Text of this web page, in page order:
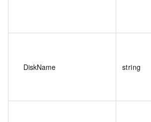
DiskName string